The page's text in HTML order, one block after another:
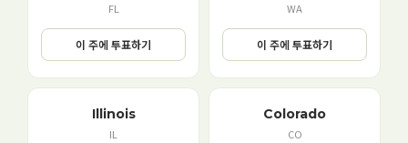
FL
이 주에 투표하기
WA
이 주에 투표하기
Illinois
IL
Colorado
CO